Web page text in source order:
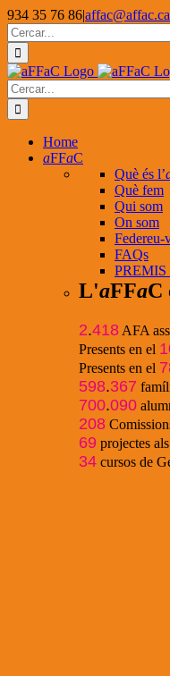
Skip
to
content
934 35 76 86|
Facebook
X
YouTube
Cerca
…
Cerca
…
Home
aFFaC
Què és l’
Què fem
Qui som
On som
Federeu-
FAQs
PREMIS
L'aFFaC
2.418 AFA
Presents en el
Presents en el
598.367
700.090
208
69 projectes
34 cursos de